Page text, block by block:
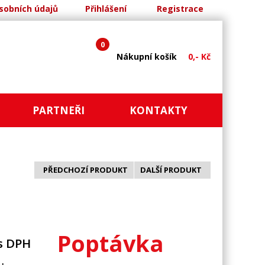
údajů Přihlášení Registrace
Nákupní košík 0,- Kč
0
PARTNEŘI KONTAKTY
DALŠÍ PRODUKT
PŘEDCHOZÍ PRODUKT
DPH Poptávka